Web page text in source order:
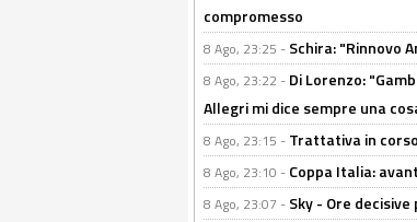
compromesso
8 Ago, 23:25 - Schira: "Rinnovo
8 Ago, 23:22 - Di Lorenzo:
Allegri mi dice sempre una
8 Ago, 23:15 - Trattativa in
8 Ago, 23:10 - Coppa Italia:
8 Ago, 23:07 - Sky - Ore